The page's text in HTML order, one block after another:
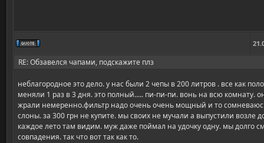
RE: Обзавелся чапами, подскажите плз
неблагородное это дело. у нас были 2 чепы в 200 литров . все как
меняли 1 раз в 3 дня. это полный..... пи-пи-пи. вонь на всю комнату.
жрали немеренно.фильтр надо очень очень мощный и то
слоны. за 300 грн не купите. мы своих не мучали а выпустили возле
каждое лето там видим. муж даже поймал на удочку одну. мы долго
совпадения. так что вот так как то.